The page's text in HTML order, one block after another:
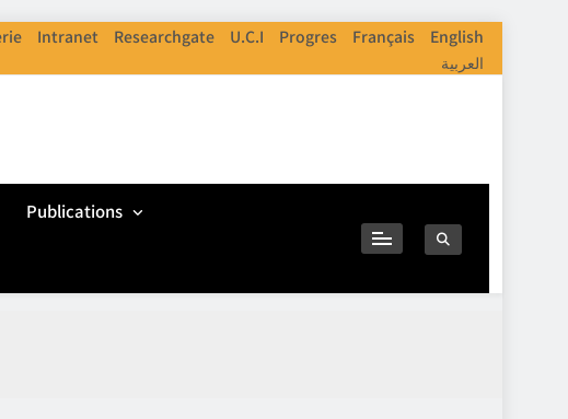
Intranet Researchgate U.C.I Progres Français
English
العربية
Publications